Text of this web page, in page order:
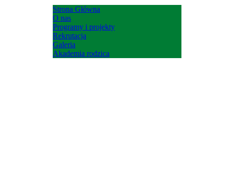
Strona Główna
O nas
Programy i projekty
Rekrutacja
Galeria
Akademia rodzica